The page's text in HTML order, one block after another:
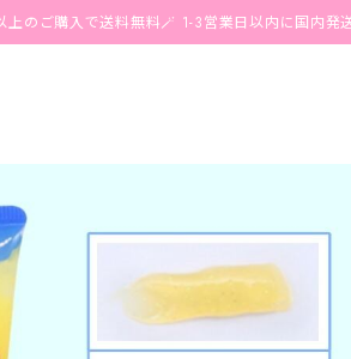
購入で送料無料🪄 1-3営業日以内に国内発送🤍